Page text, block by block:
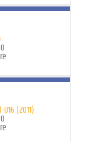
U16 (2011)